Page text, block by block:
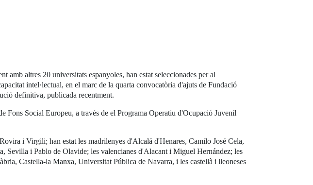
altres 20 universitats espanyoles, han estat seleccionades per al
intel·lectual, en el marc de la quarta convocatòria d'ajuts de Fundació
definitiva, publicada recentment.
Fons Social Europeu, a través de el Programa Operatiu d'Ocupació Juvenil
i Virgili; han estat les madrilenyes d'Alcalá d'Henares, Camilo José Cela,
Sevilla i Pablo de Olavide; les valencianes d'Alacant i Miguel Hernández; les
Castella-la Manxa, Universitat Pública de Navarra, i les castellà i lleoneses